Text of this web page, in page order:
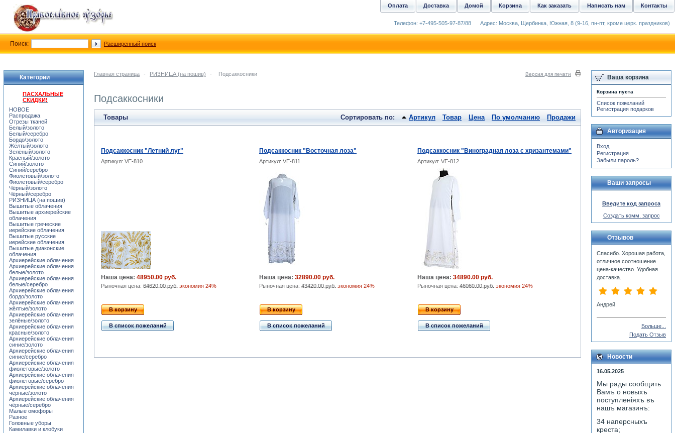
Главная страница - РИЗНИЦА (на пошив) - Подсаккосники Версия для печати
Подсаккосники
Товары Сортировать по: Артикул Товар Цена По умолчанию Продажи
Подсаккосник "Летний луг" Подсаккосник "Восточная лоза" Подсаккосник "Виноградная лоза с хризантемами"
Артикул: VE-810 Артикул: VE-811 Артикул: VE-812
Наша цена: 48950.00 руб.
Рыночная цена: 64620.00 руб. экономия 24%
Наша цена: 32890.00 руб.
Рыночная цена: 43420.00 руб. экономия 24%
Наша цена: 34890.00 руб.
Рыночная цена: 46060.00 руб. экономия 24%
В корзину
В список пожеланий
В корзину
В список пожеланий
В корзину
В список пожеланий
Категории
ПАСХАЛЬНЫЕ
СКИДКИ!
НОВОЕ
Распродажа
Отрезы тканей
Белый/золото
Белый/серебро
Бордо/золото
Жёлтый/золото
Зелёный/золото
Красный/золото
Синий/золото
Синий/серебро
Фиолетовый/золото
Фиолетовый/серебро
Чёрный/золото
Чёрный/серебро
РИЗНИЦА (на пошив)
Вышитые облачения
Вышитые архиерейские
облачения
Вышитые греческие
иерейские облачения
Вышитые русские
иерейские облачения
Вышитые диаконские
облачения
Архиерейские облачения
Архиерейские облачения
белые/золото
Архиерейские облачения
белые/серебро
Архиерейские облачения
бордо/золото
Архиерейские облачения
жёлтые/золото
Архиерейские облачения
зелёные/золото
Архиерейские облачения
красные/золото
Архиерейские облачения
синие/золото
Архиерейские облачения
синие/серебро
Архиерейские облачения
фиолетовые/золото
Архиерейские облачения
фиолетовые/серебро
Архиерейские облачения
чёрные/золото
Архиерейские облачения
чёрные/серебро
Малые омофоры
Разное
Головные уборы
Камилавки и клобуки
Ваша корзина
Корзина пуста
Список пожеланий
Регистрация подарков
Авторизация
Вход
Регистрация
Забыли пароль?
Ваши запросы
Введите код запроса
Создать комм. запрос
Отзывов
Спасибо. Хорошая работа,
отличное соотношение
цена-качество. Удобная
доставка.
Андрей
Больше...
Подать Отзыв
Новости
16.05.2025
Мы рады сообщить
Вамъ о новыхъ
поступленiяхъ въ
нашъ магазинъ:
34 наперсныхъ
креста;
Контакты
Написать нам
Как заказать
Корзина
Домой
Доставка
Оплата
Телефон: +7-495-505-97-87/88 Адрес: Москва, Щербинка, Южная, 8 (9-16, пн-пт, кроме церк. праздников)
Поиск: Расширенный поиск